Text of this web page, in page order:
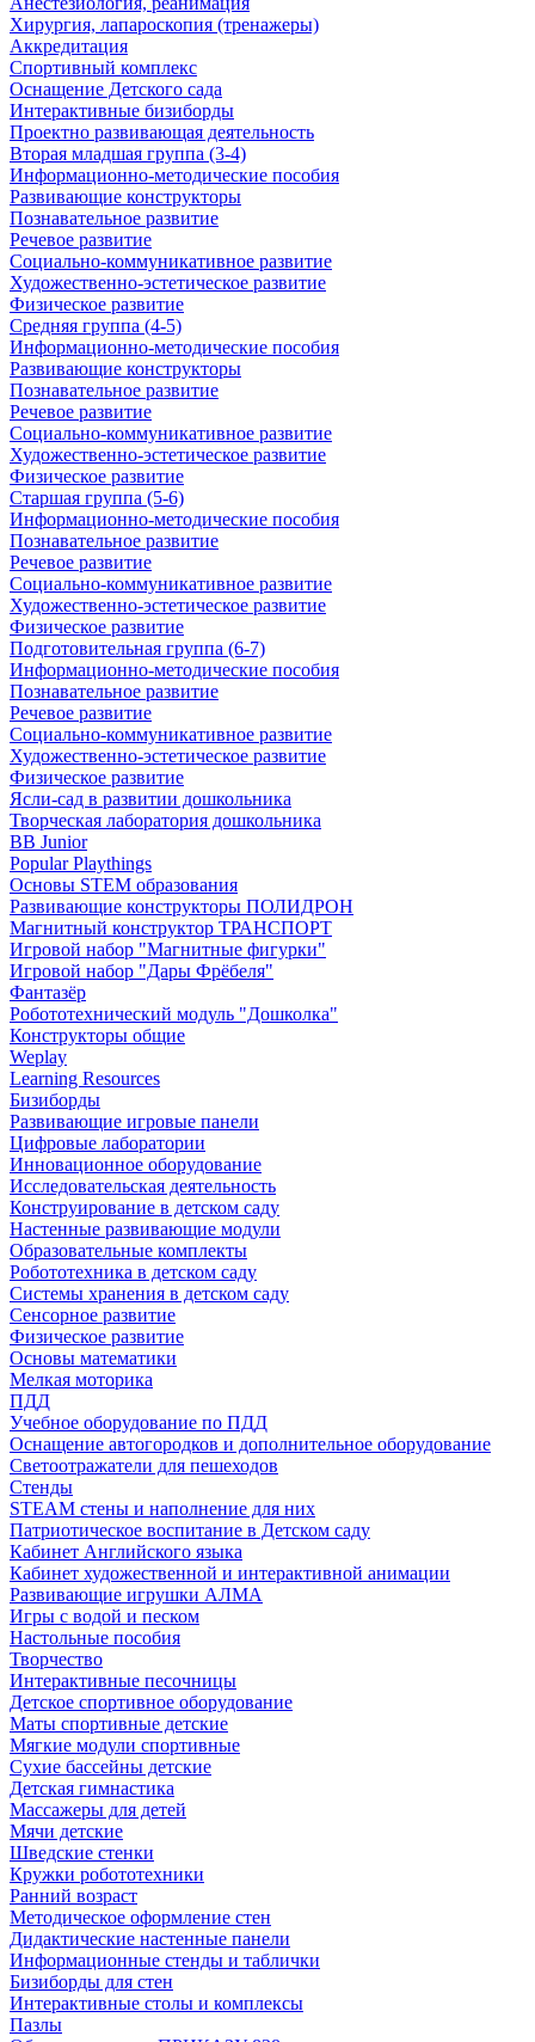
Хирургия, лапароскопия (тренажеры)
Аккредитация
Спортивный комплекс
Оснащение Детского сада
Интерактивные бизиборды
Проектно развивающая деятельность
Вторая младшая группа (3-4)
Информационно-методические пособия
Развивающие конструкторы
Познавательное развитие
Речевое развитие
Социально-коммуникативное развитие
Художественно-эстетическое развитие
Физическое развитие
Средняя группа (4-5)
Информационно-методические пособия
Развивающие конструкторы
Познавательное развитие
Речевое развитие
Социально-коммуникативное развитие
Художественно-эстетическое развитие
Физическое развитие
Старшая группа (5-6)
Информационно-методические пособия
Познавательное развитие
Речевое развитие
Социально-коммуникативное развитие
Художественно-эстетическое развитие
Физическое развитие
Подготовительная группа (6-7)
Информационно-методические пособия
Познавательное развитие
Речевое развитие
Социально-коммуникативное развитие
Художественно-эстетическое развитие
Физическое развитие
Ясли-сад в развитии дошкольника
Творческая лаборатория дошкольника
BB Junior
Popular Playthings
Основы STEM образования
Развивающие конструкторы ПОЛИДРОН
Магнитный конструктор ТРАНСПОРТ
Игровой набор "Магнитные фигурки"
Игровой набор "Дары Фрёбеля"
Фантазёр
Робототехнический модуль "Дошколка"
Конструкторы общие
Weplay
Learning Resources
Бизиборды
Развивающие игровые панели
Цифровые лаборатории
Инновационное оборудование
Исследовательская деятельность
Конструирование в детском саду
Настенные развивающие модули
Образовательные комплекты
Робототехника в детском саду
Системы хранения в детском саду
Сенсорное развитие
Физическое развитие
Основы математики
Мелкая моторика
ПДД
Учебное оборудование по ПДД
Оснащение автогородков и дополнительное оборудование
Светоотражатели для пешеходов
Стенды
STEAM стены и наполнение для них
Патриотическое воспитание в Детском саду
Кабинет Английского языка
Кабинет художественной и интерактивной анимации
Развивающие игрушки АЛМА
Игры с водой и песком
Настольные пособия
Творчество
Интерактивные песочницы
Детское спортивное оборудование
Маты спортивные детские
Мягкие модули спортивные
Сухие бассейны детские
Детская гимнастика
Массажеры для детей
Мячи детские
Шведские стенки
Кружки робототехники
Ранний возраст
Методическое оформление стен
Дидактические настенные панели
Информационные стенды и таблички
Бизиборды для стен
Интерактивные столы и комплексы
Пазлы